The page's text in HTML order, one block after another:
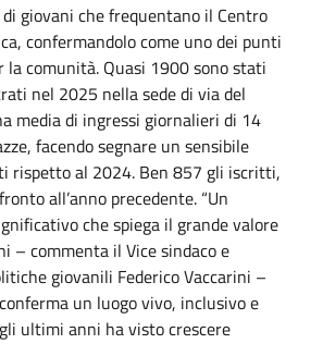
giovani che frequentano il Centro
confermandolo come uno dei punti
comunità. Quasi 1900 sono stati
nel 2025 nella sede di via del
media di ingressi giornalieri di 14
facendo segnare un sensibile
rispetto al 2024. Ben 857 gli iscritti,
all’anno precedente. “Un
che spiega il grande valore
– commenta il Vice sindaco e
giovanili Federico Vaccarini –
un luogo vivo, inclusivo e
ultimi anni ha visto crescere